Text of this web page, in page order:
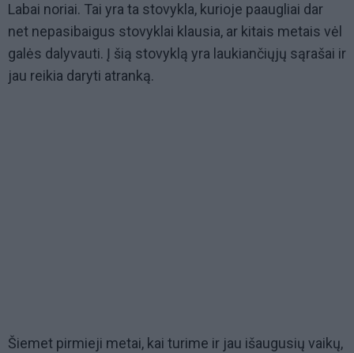
Labai noriai. Tai yra ta stovykla, kurioje paaugliai dar
net nepasibaigus stovyklai klausia, ar kitais metais vėl
galės dalyvauti. Į šią stovyklą yra laukiančiųjų sąrašai ir
jau reikia daryti atranką.
Šiemet pirmieji metai, kai turime ir jau išaugusių vaikų,